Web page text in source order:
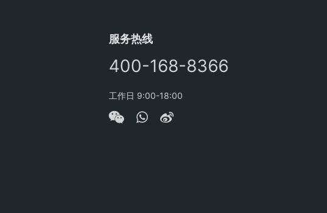
服务热线
400-168-8366
工作日 9:00-18:00